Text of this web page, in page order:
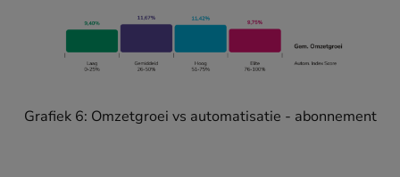
Grafiek 6: Omzetgroei vs automatisatie - abonnement